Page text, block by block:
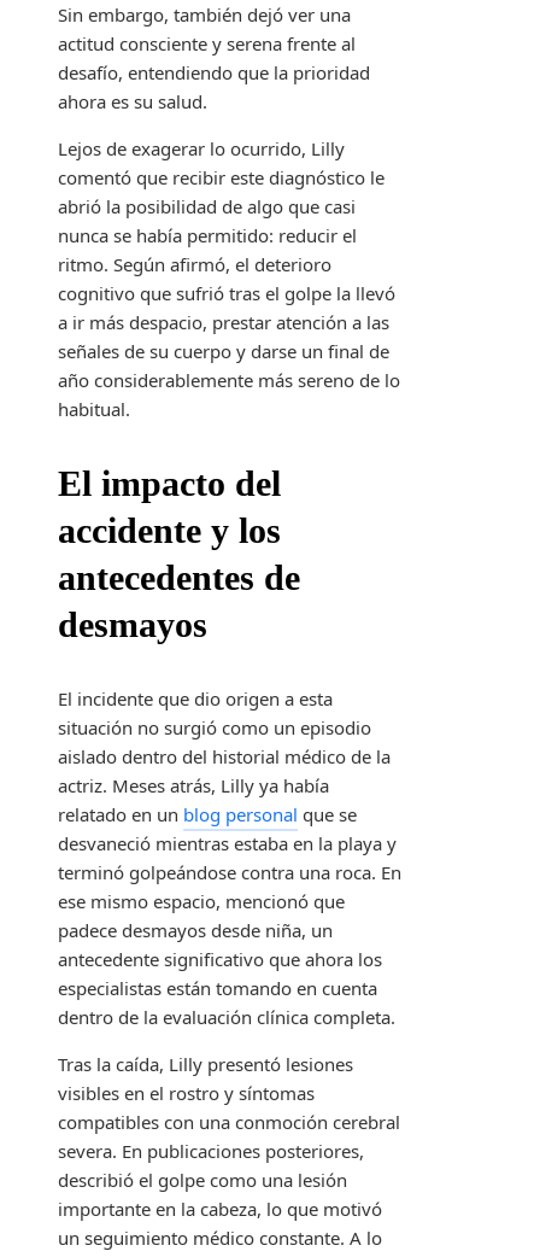
Sin embargo, también dejó ver una
actitud consciente y serena frente al
desafío, entendiendo que la prioridad
ahora es su salud.
Lejos de exagerar lo ocurrido, Lilly
comentó que recibir este diagnóstico le
abrió la posibilidad de algo que casi
nunca se había permitido: reducir el
ritmo. Según afirmó, el deterioro
cognitivo que sufrió tras el golpe la llevó
a ir más despacio, prestar atención a las
señales de su cuerpo y darse un final de
año considerablemente más sereno de lo
habitual.
El impacto del
accidente y los
antecedentes de
desmayos
El incidente que dio origen a esta
situación no surgió como un episodio
aislado dentro del historial médico de la
actriz. Meses atrás, Lilly ya había
relatado en un blog personal que se
desvaneció mientras estaba en la playa y
terminó golpeándose contra una roca. En
ese mismo espacio, mencionó que
padece desmayos desde niña, un
antecedente significativo que ahora los
especialistas están tomando en cuenta
dentro de la evaluación clínica completa.
Tras la caída, Lilly presentó lesiones
visibles en el rostro y síntomas
compatibles con una conmoción cerebral
severa. En publicaciones posteriores,
describió el golpe como una lesión
importante en la cabeza, lo que motivó
un seguimiento médico constante. A lo